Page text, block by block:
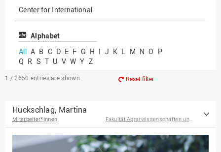
Center for International
Mobility
Center for International
Chancengerechtigkeit
eLearning Competence
EU-Büro
Fakultät
Agrarwissenschaften und
Landschaftsarchitektur
Professor*innen im
Alphabet
All A B C D E F G H I J K L M N O P
Q R S T U V W Y Z
1 / 2650 entries are shown Reset filter
Huckschlag, Martina
Mitarbeiter*innen Fakultät Agrarwissenschaften und Landschaftsarchitektur